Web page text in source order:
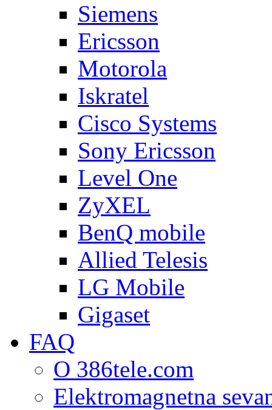
Siemens
Ericsson
Motorola
Iskratel
Cisco Systems
Sony Ericsson
Level One
ZyXEL
BenQ mobile
Allied Telesis
LG Mobile
Gigaset
FAQ
O 386tele.com
Elektromagnetna